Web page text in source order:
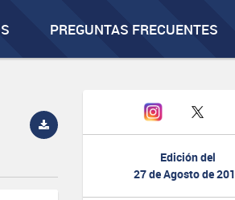
PREGUNTAS FRECUENTES
Edición del
27 de Agosto de